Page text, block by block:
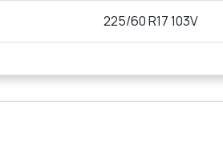
225/60 R17 103V